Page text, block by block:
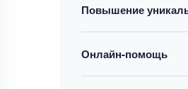
Повышение
Онлайн-помощь